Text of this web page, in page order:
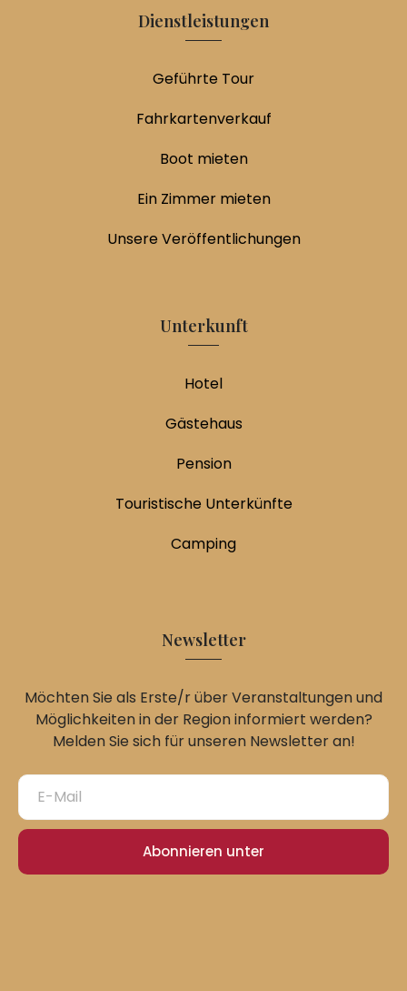
Dienstleistungen
Geführte Tour
Fahrkartenverkauf
Boot mieten
Ein Zimmer mieten
Unsere Veröffentlichungen
Unterkunft
Hotel
Gästehaus
Pension
Touristische Unterkünfte
Camping
Newsletter
Möchten Sie als Erste/r über Veranstaltungen und
Möglichkeiten in der Region informiert werden?
Melden Sie sich für unseren Newsletter an!
Abonnieren unter